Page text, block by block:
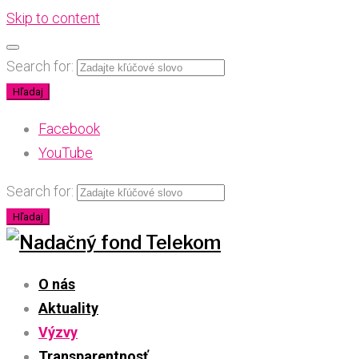
Skip to content
Search for:
Hľadaj
Facebook
YouTube
Search for:
Hľadaj
O nás
Aktuality
Výzvy